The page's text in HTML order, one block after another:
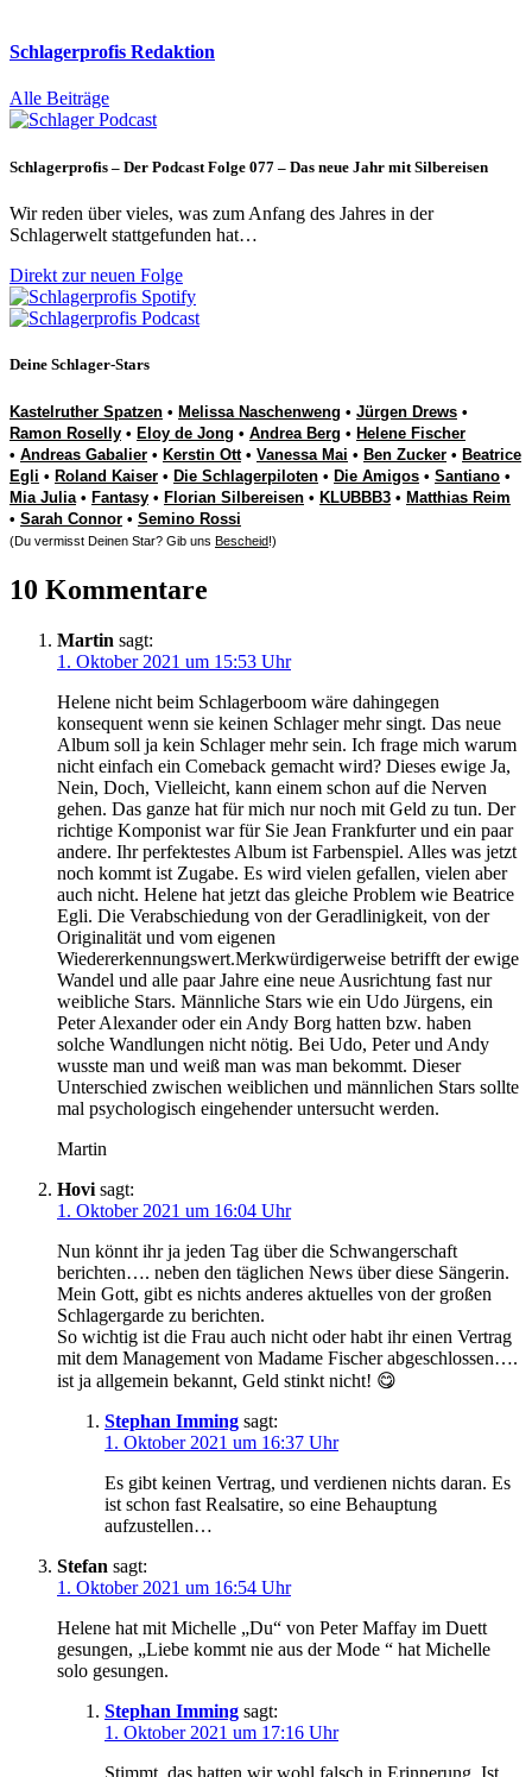
Schlagerprofis Redaktion
Alle Beiträge
Schlagerprofis – Der Podcast Folge 077 – Das neue Jahr mit Silbereisen
Wir reden über vieles, was zum Anfang des Jahres in der
Schlagerwelt stattgefunden hat…
Direkt zur neuen Folge
Deine Schlager-Stars
Kastelruther Spatzen • Melissa Naschenweng • Jürgen Drews •
Ramon Roselly • Eloy de Jong • Andrea Berg • Helene Fischer
• Andreas Gabalier • Kerstin Ott• Vanessa Mai • Ben Zucker • Beatrice
Egli • Roland Kaiser • Die Schlagerpiloten • Die Amigos • Santiano •
Mia Julia• Fantasy • Florian Silbereisen • KLUBBB3 • Matthias Reim
• Sarah Connor • Semino Rossi
(Du vermisst Deinen Star? Gib uns Bescheid!)
10 Kommentare
Martin sagt:
1. Oktober 2021 um 15:53 Uhr
Helene nicht beim Schlagerboom wäre dahingegen
konsequent wenn sie keinen Schlager mehr singt. Das neue
Album soll ja kein Schlager mehr sein. Ich frage mich warum
nicht einfach ein Comeback gemacht wird? Dieses ewige Ja,
Nein, Doch, Vielleicht, kann einem schon auf die Nerven
gehen. Das ganze hat für mich nur noch mit Geld zu tun. Der
richtige Komponist war für Sie Jean Frankfurter und ein paar
andere. Ihr perfektestes Album ist Farbenspiel. Alles was jetzt
noch kommt ist Zugabe. Es wird vielen gefallen, vielen aber
auch nicht. Helene hat jetzt das gleiche Problem wie Beatrice
Egli. Die Verabschiedung von der Geradlinigkeit, von der
Originalität und vom eigenen
Wiedererkennungswert.Merkwürdigerweise betrifft der ewige
Wandel und alle paar Jahre eine neue Ausrichtung fast nur
weibliche Stars. Männliche Stars wie ein Udo Jürgens, ein
Peter Alexander oder ein Andy Borg hatten bzw. haben
solche Wandlungen nicht nötig. Bei Udo, Peter und Andy
wusste man und weiß man was man bekommt. Dieser
Unterschied zwischen weiblichen und männlichen Stars sollte
mal psychologisch eingehender untersucht werden.
Martin
Hovi sagt:
1. Oktober 2021 um 16:04 Uhr
Nun könnt ihr ja jeden Tag über die Schwangerschaft
berichten…. neben den täglichen News über diese Sängerin.
Mein Gott, gibt es nichts anderes aktuelles von der großen
Schlagergarde zu berichten.
So wichtig ist die Frau auch nicht oder habt ihr einen Vertrag
mit dem Management von Madame Fischer abgeschlossen….
ist ja allgemein bekannt, Geld stinkt nicht! 😋
Stephan Imming sagt:
1. Oktober 2021 um 16:37 Uhr
Es gibt keinen Vertrag, und verdienen nichts daran. Es
ist schon fast Realsatire, so eine Behauptung
aufzustellen…
Stefan sagt:
1. Oktober 2021 um 16:54 Uhr
Helene hat mit Michelle „Du“ von Peter Maffay im Duett
gesungen, „Liebe kommt nie aus der Mode “ hat Michelle
solo gesungen.
Stephan Imming sagt:
1. Oktober 2021 um 17:16 Uhr
Stimmt, das hatten wir wohl falsch in Erinnerung. Ist